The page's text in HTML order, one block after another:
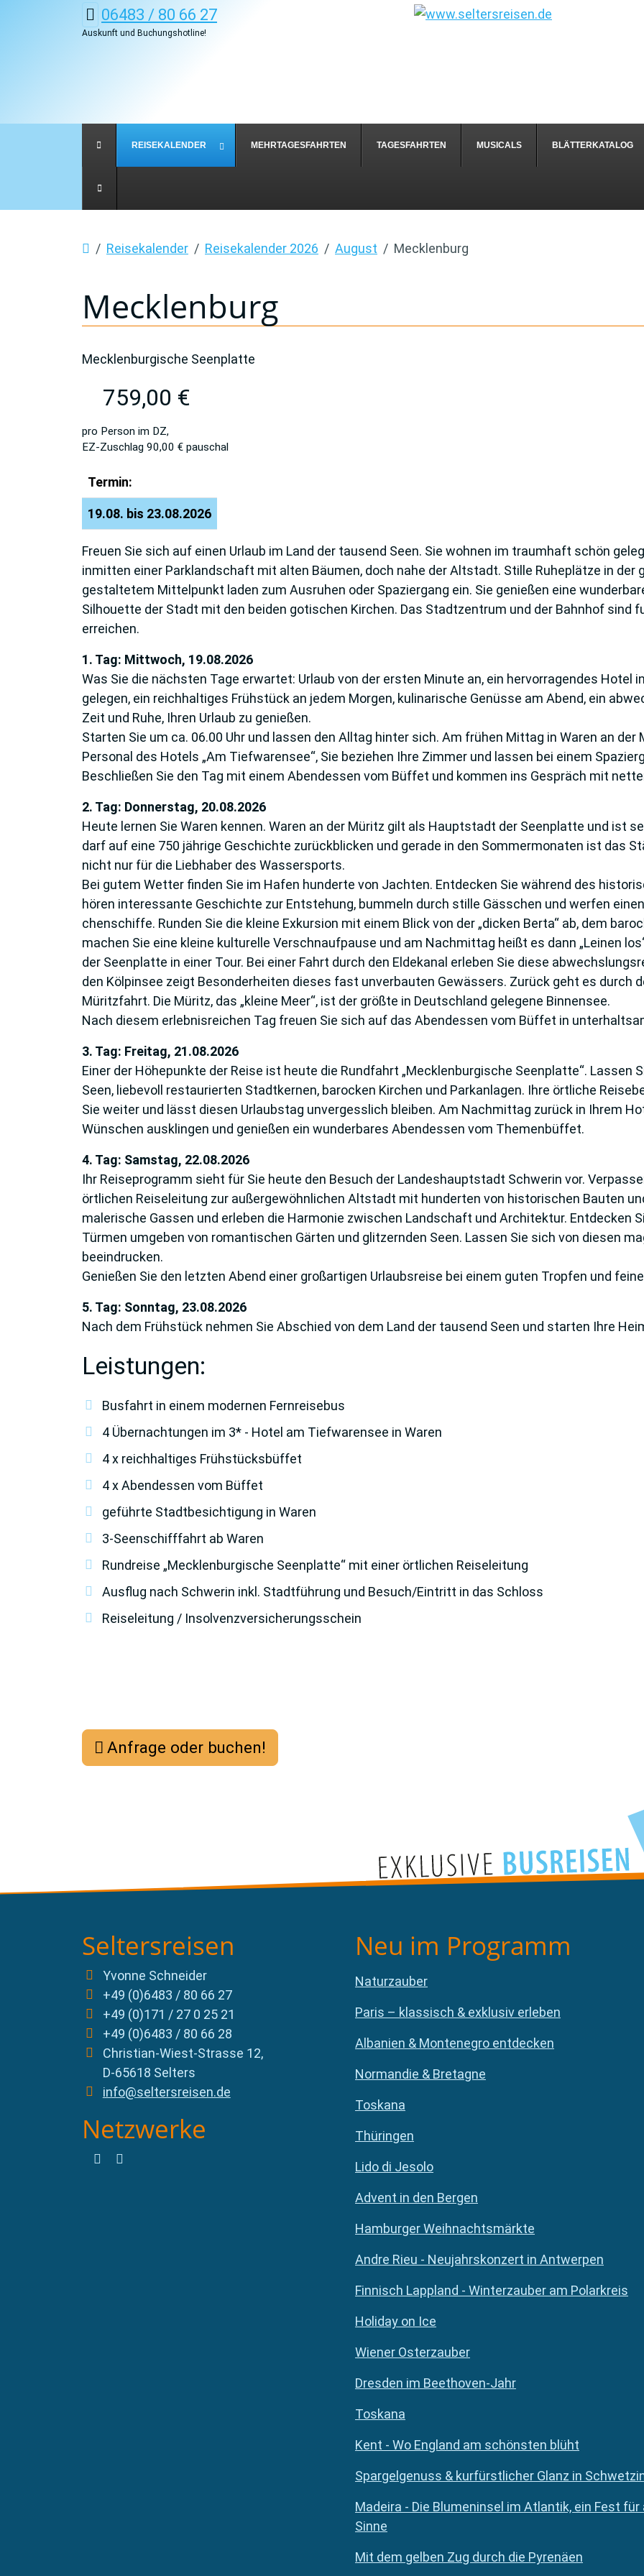
06483 / 80 66 27
Auskunft und Buchungshotline!
REISEKALENDER MEHRTAGESFAHRTEN TAGESFAHRTEN MUSICALS BLÄTTERKATALOG
Reisekalender Reisekalender 2026 August Mecklenburg
Mecklenburg
Mecklenburgische Seenplatte
759,00 €
pro Person im DZ,
EZ-Zuschlag 90,00 € pauschal
Termin:
19.08. bis 23.08.2026
Freuen Sie sich auf einen Urlaub im Land der tausend Seen. Sie wohnen im traumhaft schön
in­mitten einer Parklandschaft mit alten Bäumen, doch nahe der Altstadt. Stille Ruheplätze in
gestal­tetem Mittelpunkt laden zum Ausruhen oder Spa­ziergang ein. Sie genießen eine
Silhouette der Stadt mit den beiden gotischen Kirchen. Das Stadtzen­trum und der Bahnhof sind
erreichen.
1. Tag: Mittwoch, 19.08.2026
Was Sie die nächsten Tage erwartet: Urlaub von der ers­ten Minute an, ein hervorragendes Hotel
gelegen, ein reichhaltiges Frühstück an jedem Morgen, kulinarische Genüsse am Abend, ein
Zeit und Ruhe, Ihren Urlaub zu genießen.
Starten Sie um ca. 06.00 Uhr und lassen den Alltag hin­ter sich. Am frühen Mittag in Waren an
Personal des Hotels „Am Tiefwarensee“, Sie beziehen Ihre Zimmer und lassen bei einem
Beschließen Sie den Tag mit einem Abendessen vom Büffet und kommen ins Gespräch mit
2. Tag: Donnerstag, 20.08.2026
Heute lernen Sie Waren kennen. Waren an der Müritz gilt als Hauptstadt der Seenplatte und ist
darf auf eine 750 jährige Geschichte zurückblicken und gerade in den Sommer­monaten ist das
nicht nur für die Liebhaber des Wassersports.
Bei gutem Wetter finden Sie im Hafen hunderte von Jachten. Entdecken Sie während des
hören interessante Ge­schichte zur Entstehung, bummeln durch stille Gässchen und werfen
chenschiffe. Runden Sie die kleine Exkursion mit einem Blick von der „dicken Berta“ ab, dem
machen Sie eine kleine kul­turelle Verschnaufpause und am Nachmittag heißt es dann „Leinen
der Seenplatte in einer Tour. Bei einer Fahrt durch den Eldekanal erleben Sie diese
den Kölpinsee zeigt Besonderheiten dieses fast unverbauten Gewässers. Zurück geht es durch
Müritzfahrt. Die Müritz, das „kleine Meer“, ist der größte in Deutschland gelegene Binnensee.
Nach diesem erlebnisreichen Tag freuen Sie sich auf das Abendessen vom Büffet in
3. Tag: Freitag, 21.08.2026
Einer der Höhepunkte der Reise ist heute die Rundfahrt „Mecklenburgische Seenplatte“. Lassen
Seen, liebevoll restaurierten Stadtkernen, barocken Kirchen und Parkanlagen. Ihre örtliche
Sie weiter und lässt diesen Urlaubstag unvergesslich bleiben. Am Nachmittag zurück in Ihrem
Wünschen ausklingen und genießen ein wunderbares Abendessen vom Themen­büffet.
4. Tag: Samstag, 22.08.2026
Ihr Reiseprogramm sieht für Sie heute den Besuch der Landeshauptstadt Schwerin vor.
örtlichen Reiseleitung zur außergewöhnlichen Altstadt mit hunderten von his­torischen Bauten
malerische Gassen und erleben die Harmonie zwischen Landschaft und Architektur. Entdecken
Türmen umgeben von romantischen Gärten und glitzernden Seen. Lassen Sie sich von diesen
beeindrucken.
Genießen Sie den letzten Abend einer großartigen Urlaubsreise bei einem guten Tropfen und
5. Tag: Sonntag, 23.08.2026
Nach dem Frühstück nehmen Sie Abschied von dem Land der tausend Seen und starten Ihre
Leistungen:
Busfahrt in einem modernen Fernreisebus
4 Übernachtungen im 3* - Hotel am Tiefwarensee in Waren
4 x reichhaltiges Frühstücksbüffet
4 x Abendessen vom Büffet
geführte Stadtbesichtigung in Waren
3-Seenschifffahrt ab Waren
Rundreise „Mecklenburgische Seenplatte“ mit einer örtlichen Reiseleitung
Ausflug nach Schwerin inkl. Stadtführung und Besuch/Eintritt in das Schloss
Reiseleitung / Insolvenzversicherungsschein
Anfrage oder buchen!
Seltersreisen
Yvonne Schneider
+49 (0)6483 / 80 66 27
+49 (0)171 / 27 0 25 21
+49 (0)6483 / 80 66 28
Christian-Wiest-Strasse 12,
D-65618 Selters
info@seltersreisen.de
Netzwerke
Neu im Programm
Naturzauber
Paris – klassisch & exklusiv erleben
Albanien & Montenegro entdecken
Normandie & Bretagne
Toskana
Thüringen
Lido di Jesolo
Advent in den Bergen
Hamburger Weihnachtsmärkte
Andre Rieu - Neujahrskonzert in Antwerpen
Finnisch Lappland - Winterzauber am Polarkreis
Holiday on Ice
Wiener Osterzauber
Dresden im Beethoven-Jahr
Toskana
Kent - Wo England am schönsten blüht
Spargelgenuss & kurfürstlicher Glanz in
Madeira - Die Blumeninsel im Atlantik, ein Fest für
Sinne
Mit dem gelben Zug durch die Pyrenäen